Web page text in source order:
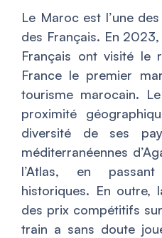
Le Maroc est l’une
des Français. En
Français ont visité le
France le premier
tourisme marocain.
proximité
diversité de ses
méditerranéennes
l’Atlas, en
historiques. En outre,
des prix compétitifs
train a sans doute